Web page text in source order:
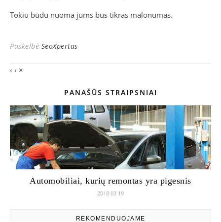
Tokiu būdu nuoma jums bus tikras malonumas.
Paskelbė SeoXpertas
‹ › ×
PANAŠŪS STRAIPSNIAI
Automobiliai, kurių remontas yra pigesnis
2018 03 19
REKOMENDUOJAME